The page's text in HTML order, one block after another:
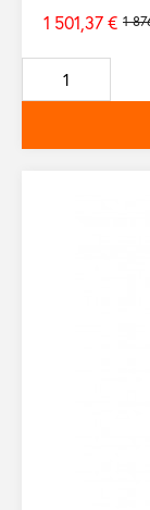
Prix
de
base
1
1 501,37 €